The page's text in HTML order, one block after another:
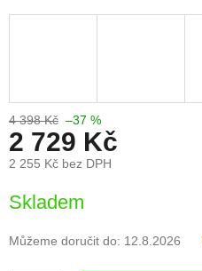
4 398 Kč –37 %
2 729 Kč
2 255 Kč bez DPH
cena:
Skladem
Můžeme doručit do: 12.8.2026